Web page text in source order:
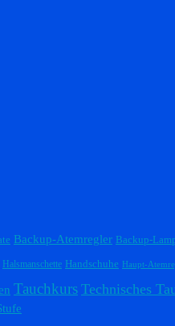
Backup-Atemregler Backup-
Halsmanschette Handschuhe Haupt-
Tauchkurs Technisches